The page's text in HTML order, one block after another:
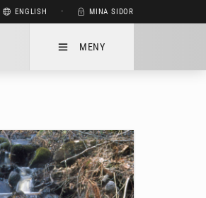
ENGLISH ⋅ MINA SIDOR
MENY